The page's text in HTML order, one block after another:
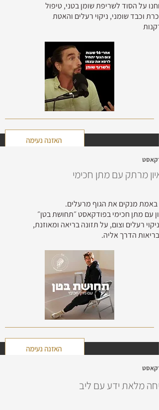
על הסוד לשריפת שומן בטני, טיפול
וכבד שומני, ניקוי רעלים והאטת
האזנה נעימה
מרתק עם מתן חכימי
באמת מנקים את הגוף מרעלים.
עם מתן חכימי בפודקאסט ״תחושת בטן״
ניקוי רעלים וצום, על תזונה בריאה ומאוזנת,
בריאות הדרך אליה.
האזנה נעימה
מלאת ידע עם ליב